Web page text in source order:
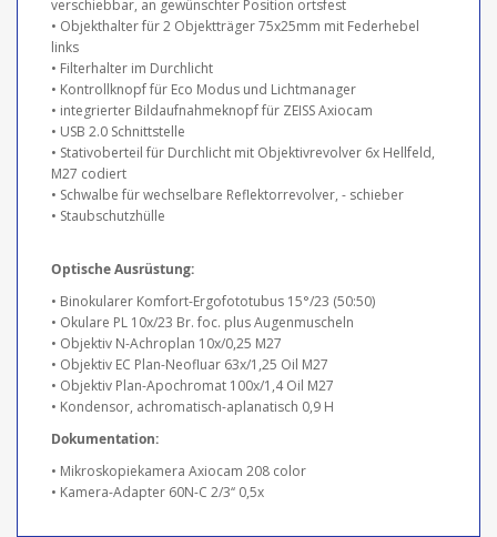
verschiebbar, an gewünschter Position ortsfest
• Objekthalter für 2 Objektträger 75x25mm mit Federhebel
links
• Filterhalter im Durchlicht
• Kontrollknopf für Eco Modus und Lichtmanager
• integrierter Bildaufnahmeknopf für ZEISS Axiocam
• USB 2.0 Schnittstelle
• Stativoberteil für Durchlicht mit Objektivrevolver 6x Hellfeld,
M27 codiert
• Schwalbe für wechselbare Reflektorrevolver, - schieber
• Staubschutzhülle
Optische Ausrüstung:
• Binokularer Komfort-Ergofototubus 15°/23 (50:50)
• Okulare PL 10x/23 Br. foc. plus Augenmuscheln
• Objektiv N-Achroplan 10x/0,25 M27
• Objektiv EC Plan-Neofluar 63x/1,25 Oil M27
• Objektiv Plan-Apochromat 100x/1,4 Oil M27
• Kondensor, achromatisch-aplanatisch 0,9 H
Dokumentation:
• Mikroskopiekamera Axiocam 208 color
• Kamera-Adapter 60N-C 2/3‘‘ 0,5x